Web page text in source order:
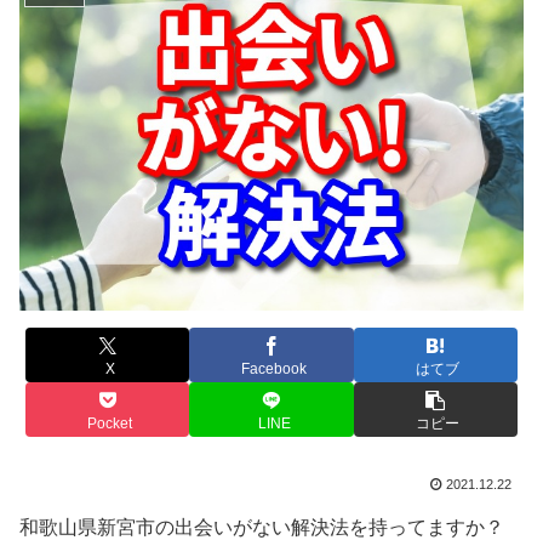
X Facebook はてブ
Pocket LINE コピー
2021.12.22
和歌山県新宮市の出会いがない解決法を持ってますか？